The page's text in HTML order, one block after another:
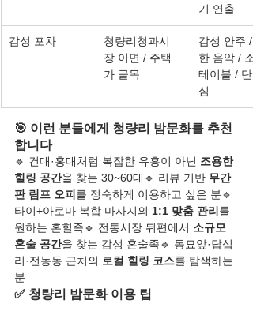
기 연출
감성 포차
청량리청과시
장 이면 / 주택
가 골목
감성 안주 /
한 음악 /
테이블 / 단
심
🎯 이런 분들에게 청량리 밤문화를 추천
합니다
🔹 건대·홍대처럼 복잡한 유흥이 아닌 조용한
힐링 공간을 찾는 30~60대🔹 리뷰 기반 무간
판 림프 오피 를 정숙하게 이용하고 싶은 분🔹
타이+아로마 복합 마사지의 1:1 맞춤 관리 를
원하는 혼힐족🔹 전통시장 뒤편에서 소규모
혼술 공간을 찾는 감성 혼술족🔹 동묘앞·답십
리·전농동 근처의 로컬 힐링 코스를 탐색하는
분
✅ 청량리 밤문화 이용 팁